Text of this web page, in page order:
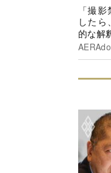
「撮
した
的な解